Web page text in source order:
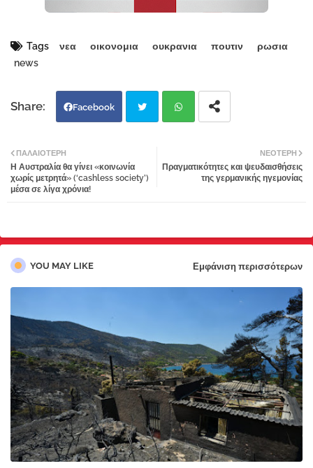
Tags νεα οικονομια ουκρανια πουτιν
ρωσια
news
Facebook
tter atsa
ΝΕΌΤΕΡΗ
Πραγματικότητες και ψευδαισθήσεις
της γερμανικής ηγεμονίας
ΠΑΛΑΙΌΤΕΡΗ
Η Αυστραλία θα γίνει «κοινωνία
χωρίς μετρητά» (‘cashless society’)
μέσα σε λίγα χρόνια!
YOU MAY LIKE Εμφάνιση περισσότερων